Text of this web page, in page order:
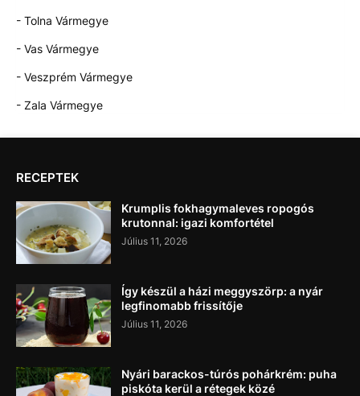
- Tolna Vármegye
- Vas Vármegye
- Veszprém Vármegye
- Zala Vármegye
RECEPTEK
Krumplis fokhagymaleves ropogós
krutonnal: igazi komfortétel
Július 11, 2026
Így készül a házi meggyszörp: a nyár
legfinomabb frissítője
Július 11, 2026
Nyári barackos-túrós pohárkrém: puha
piskóta kerül a rétegek közé